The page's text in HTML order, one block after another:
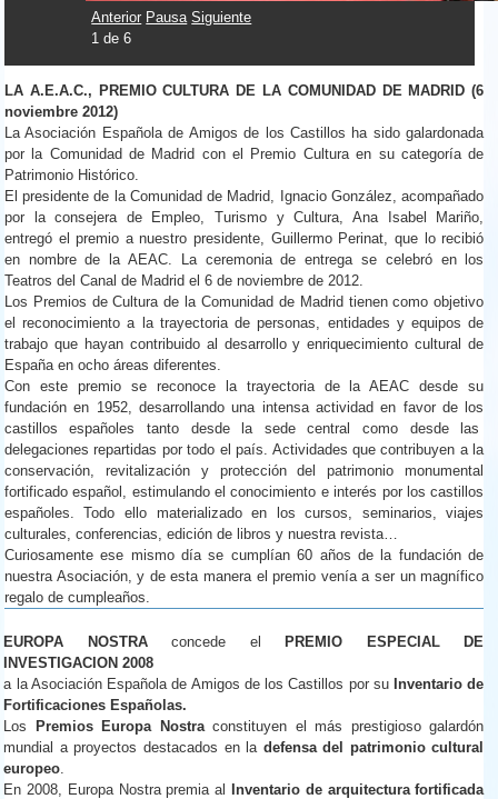
Anterior Pausa Siguiente
1 de6
LA A.E.A.C., PREMIO CULTURA DE LA COMUNIDAD DE MADRID (6
noviembre 2012)
La Asociación Española de Amigos de los Castillos ha sido galardonada
por la Comunidad de Madrid con el Premio Cultura en su categoría de
Patrimonio Histórico.
El presidente de la Comunidad de Madrid, Ignacio González, acompañado
por la consejera de Empleo, Turismo y Cultura, Ana Isabel Mariño,
entregó el premio a nuestro presidente, Guillermo Perinat, que lo recibió
en nombre de la AEAC. La ceremonia de entrega se celebró en los
Teatros del Canal de Madrid el 6 de noviembre de 2012.
Los Premios de Cultura de la Comunidad de Madrid tienen como objetivo
el reconocimiento a la trayectoria de personas, entidades y equipos de
trabajo que hayan contribuido al desarrollo y enriquecimiento cultural de
España en ocho áreas diferentes.
Con este premio se reconoce la trayectoria de la AEAC desde su
fundación en 1952, desarrollando una intensa actividad en favor de los
castillos españoles tanto desde la sede central como desde las
delegaciones repartidas por todo el país. Actividades que contribuyen a la
conservación, revitalización y protección del patrimonio monumental
fortificado español, estimulando el conocimiento e interés por los castillos
españoles. Todo ello materializado en los cursos, seminarios, viajes
culturales, conferencias, edición de libros y nuestra revista…
Curiosamente ese mismo día se cumplían 60 años de la fundación de
nuestra Asociación, y de esta manera el premio venía a ser un magnífico
regalo de cumpleaños.
EUROPA NOSTRAconcede el
PREMIO ESPECIAL DE
INVESTIGACION 2008
a la Asociación Española de Amigos de los Castillos por su Inventario de
Fortificaciones Españolas.
Los
Premios Europa Nostraconstituyen el más prestigioso galardón
mundial a proyectos destacados en la defensa del patrimonio cultural
europeo.
En 2008, Europa Nostra premia al
Inventario de arquitectura fortificada